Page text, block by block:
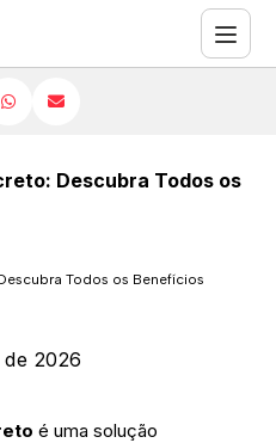
Concreto: Descubra Todos os
Descubra Todos os
2026
é uma solução